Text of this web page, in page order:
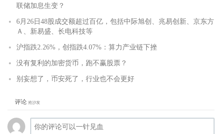
联储加息生变？
6月26日48股成交额超过百亿，包括中际旭创、兆易创新、京东方
Ａ、新易盛、长电科技等
沪指跌2.26%，创指跌4.07%：算力产业链下挫
没有复利的加密货币，跑不赢股票？
别妄想了，币安死了，行业也不会更好
评论 抢沙发